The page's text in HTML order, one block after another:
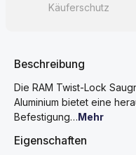
Käuferschutz
Beschreibung
Die RAM Twist-Lock
Aluminium bietet eine
Befestigung…Mehr
Eigenschaften